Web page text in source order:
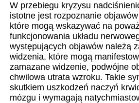
W przebiegu kryzysu
istotne jest rozpoznanie
które mogą wskazywać na
funkcjonowania układu
występujących objawów należą
widzenia, które mogą
zamazane widzenie, podwójne
chwilowa utrata wzroku. Takie
skutkiem uszkodzeń naczyń
mózgu i wymagają